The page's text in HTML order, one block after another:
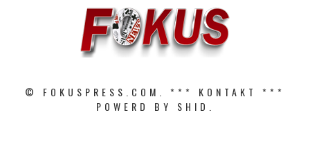
© FOKUSPRESS.COM. *** KONTAKT
***
POWERD BY SHID.